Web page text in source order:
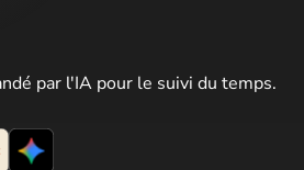
par l'IA pour le suivi du temps.